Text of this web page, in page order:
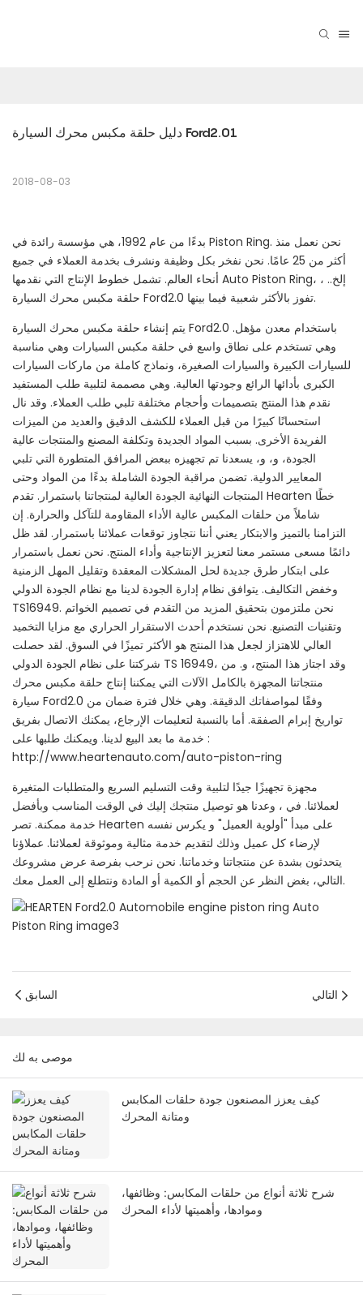
دليل حلقة مكبس محرك السيارة Ford2.01
2018-08-03
بدءًا من عام 1992، هي مؤسسة رائدة في Piston Ring. نحن نعمل منذ
أكثر من 25 عامًا. نحن نفخر بكل وظيفة ونشرف بخدمة العملاء في جميع
أنحاء العالم. تشمل خطوط الإنتاج التي نقدمها Auto Piston Ring، ، إلخ..
حلقة مكبس محرك السيارة Ford2.0 تفوز بالأكثر شعبية فيما بينها.
يتم إنشاء حلقة مكبس محرك السيارة Ford2.0 باستخدام معدن مؤهل.
وهي تستخدم على نطاق واسع في حلقة مكبس السيارات وهي مناسبة
للسيارات الكبيرة والسيارات الصغيرة، ونماذج كاملة من ماركات السيارات
الكبرى بأدائها الرائع وجودتها العالية. وهي مصممة لتلبية طلب المستفيد
نقدم هذا المنتج بتصميمات وأحجام مختلفة تلبي طلب العملاء. وقد نال
استحسانًا كبيرًا من قبل العملاء للكشف الدقيق والعديد من الميزات
الفريدة الأخرى. بسبب المواد الجديدة وتكلفة المصنع والمنتجات عالية
الجودة، و، و، يسعدنا تم تجهيزه ببعض المرافق المتطورة التي تلبي
المعايير الدولية. تضمن مراقبة الجودة الشاملة بدءًا من المواد وحتى
المنتجات النهائية الجودة العالية لمنتجاتنا باستمرار. تقدم Hearten خطًا
شاملاً من حلقات المكبس عالية الأداء المقاومة للتآكل والحرارة. إن
التزامنا بالتميز والابتكار يعني أننا نتجاوز توقعات عملائنا باستمرار. لقد ظل
دائمًا مسعى مستمر معنا لتعزيز الإنتاجية وأداء المنتج. نحن نعمل باستمرار
على ابتكار طرق جديدة لحل المشكلات المعقدة وتقليل المهل الزمنية
وخفض التكاليف. يتوافق نظام إدارة الجودة لدينا مع نظام الجودة الدولي
TS16949. نحن ملتزمون بتحقيق المزيد من التقدم في تصميم الخواتم
وتقنيات التصنيع. نحن نستخدم أحدث الاستقرار الحراري مع مزايا التخميد
العالي للاهتزاز لجعل هذا المنتج هو الأكثر تميزًا في السوق. لقد حصلت
شركتنا على نظام الجودة الدولي TS 16949، وقد اجتاز هذا المنتج، و. من
منتجاتنا المجهزة بالكامل الآلات التي يمكننا إنتاج حلقة مكبس محرك
سيارة Ford2.0 وفقًا لمواصفاتك الدقيقة. وهي خلال فترة ضمان من
تواريخ إبرام الصفقة. أما بالنسبة لتعليمات الإرجاع، يمكنك الاتصال بفريق
خدمة ما بعد البيع لدينا. ويمكنك طلبها على :
http://www.heartenauto.com/auto-piston-ring
مجهزة تجهيزًا جيدًا لتلبية وقت التسليم السريع والمتطلبات المتغيرة
لعملائنا. في ، وعدنا هو توصيل منتجك إليك في الوقت المناسب وبأفضل
خدمة ممكنة. تصر Hearten على مبدأ "أولوية العميل" و يكرس نفسه
لإرضاء كل عميل وذلك لتقديم خدمة مثالية وموثوقة لعملائنا. عملاؤنا
يتحدثون بشدة عن منتجاتنا وخدماتنا. نحن نرحب بفرصة عرض مشروعك
التالي، بغض النظر عن الحجم أو الكمية أو المادة ونتطلع إلى العمل معك.
السابق التالي
موصى به لك
كيف يعزز المصنعون جودة حلقات المكابس
ومتانة المحرك
شرح ثلاثة أنواع من حلقات المكابس: وظائفها،
وموادها، وأهميتها لأداء المحرك